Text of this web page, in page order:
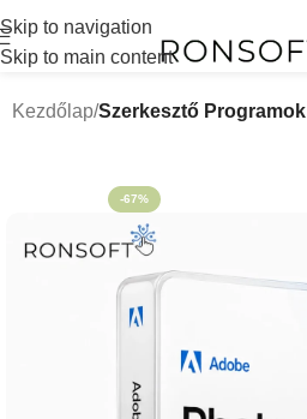
Skip to navigation
Skip to main content
Kezdőlap Szerkesztő Programok
-67%